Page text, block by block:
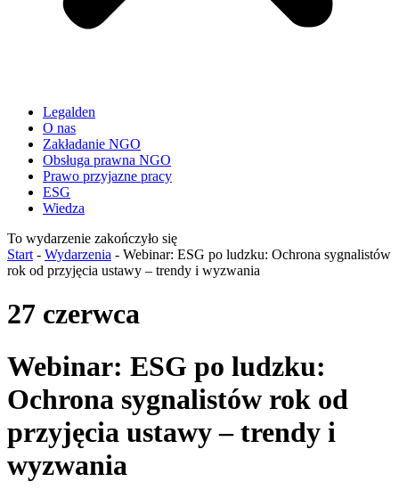
Legalden
O nas
Zakładanie NGO
Obsługa prawna NGO
Prawo przyjazne pracy
ESG
Wiedza
To wydarzenie zakończyło się
Start - Wydarzenia - Webinar: ESG po ludzku: Ochrona sygnalistów
rok od przyjęcia ustawy – trendy i wyzwania
27 czerwca
Webinar: ESG po ludzku:
Ochrona sygnalistów rok od
przyjęcia ustawy – trendy i
wyzwania